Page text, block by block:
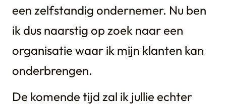
een zelfstandig ondernemer. Nu ben
ik dus naarstig op zoek naar een
organisatie waar ik mijn klanten kan
onderbrengen.
De komende tijd zal ik jullie echter